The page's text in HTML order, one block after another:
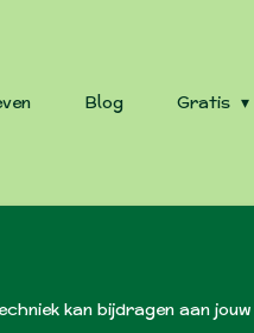
Blog Gratis
kan bijdragen aan